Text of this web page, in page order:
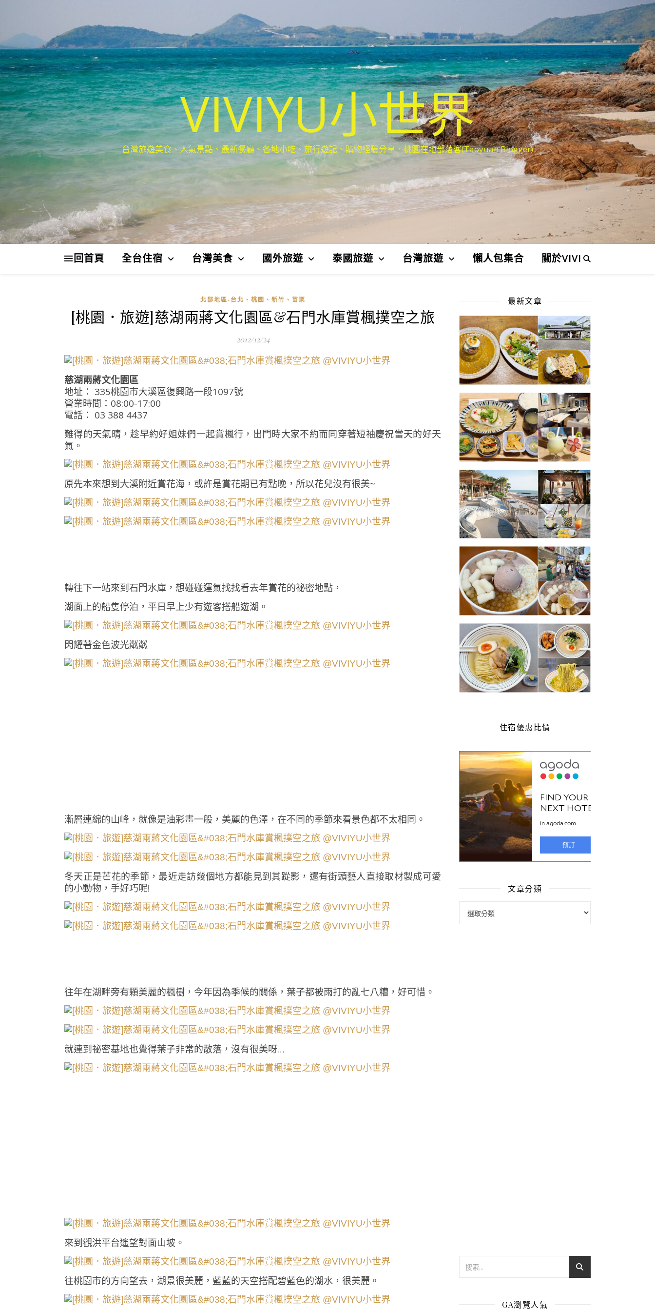
VIVIYU小世界
台灣旅遊美食、人氣景點、最新餐廳、各地小吃、旅行遊記、購物經驗分享．桃園在地部落客(Taoyuan Blogger)
回首頁 全台住宿 台灣美食 國外旅遊 泰國旅遊 台灣旅遊 懶人包集合 關於VIVI
北部地區-台北、桃園、新竹、苗栗
[桃園．旅遊]慈湖兩蔣文化園區&石門水庫賞楓撲空之旅
2012/12/24
慈湖兩蔣文化園區
地址： 335桃園市大溪區復興路一段1097號
營業時間：08:00-17:00
電話： 03 388 4437
難得的天氣晴，趁早約好姐妹們一起賞楓行，出門時大家不約而同穿著短袖慶祝當天的好天
氣。
原先本來想到大溪附近賞花海，或許是賞花期已有點晚，所以花兒沒有很美~
轉往下一站來到石門水庫，想碰碰運氣找找看去年賞花的祕密地點，
湖面上的船隻停泊，平日早上少有遊客搭船遊湖。
閃耀著金色波光粼粼
漸層連綿的山峰，就像是油彩畫一般，美麗的色澤，在不同的季節來看景色都不太相同。
冬天正是芒花的季節，最近走訪幾個地方都能見到其踨影，還有街頭藝人直接取材製成可愛
的小動物，手好巧呢!
往年在湖畔旁有顆美麗的楓樹，今年因為季候的關係，葉子都被雨打的亂七八糟，好可惜。
就連到祕密基地也覺得葉子非常的散落，沒有很美呀…
來到觀洪平台遙望對面山坡。
往桃園市的方向望去，湖景很美麗，藍藍的天空搭配碧藍色的湖水，很美麗。
最新文章
住宿優惠比價
文章分類
GA瀏覽人氣